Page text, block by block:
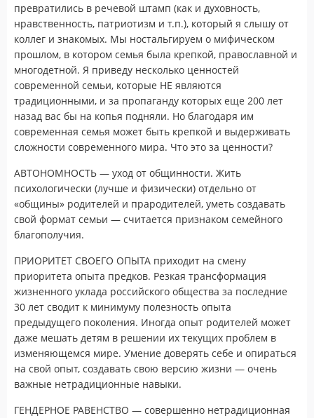
превратились в речевой штамп (как и духовность,
нравственность, патриотизм и т.п.), который я слышу от
коллег и знакомых. Мы ностальгируем о мифическом
прошлом, в котором семья была крепкой, православной и
многодетной. Я приведу несколько ценностей
современной семьи, которые НЕ являются
традиционными, и за пропаганду которых еще 200 лет
назад вас бы на копья подняли. Но благодаря им
современная семья может быть крепкой и выдерживать
сложности современного мира. Что это за ценности?
АВТОНОМНОСТЬ — уход от общинности. Жить
психологически (лучше и физически) отдельно от
«общины» родителей и прародителей, уметь создавать
свой формат семьи — считается признаком семейного
благополучия.
ПРИОРИТЕТ СВОЕГО ОПЫТА приходит на смену
приоритета опыта предков. Резкая трансформация
жизненного уклада российского общества за последние
30 лет сводит к минимуму полезность опыта
предыдущего поколения. Иногда опыт родителей может
даже мешать детям в решении их текущих проблем в
изменяющемся мире. Умение доверять себе и опираться
на свой опыт, создавать свою версию жизни — очень
важные нетрадиционные навыки.
ГЕНДЕРНОЕ РАВЕНСТВО — совершенно нетрадиционная